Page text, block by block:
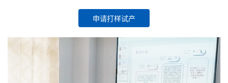
申请打样试产